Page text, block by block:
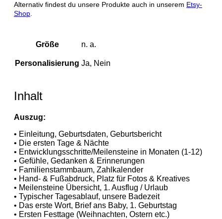
Alternativ findest du unsere Produkte auch in unserem Etsy-
Shop
Größe n. a.
Personalisierung Ja, Nein
Inhalt
Auszug:
• Einleitung, Geburtsdaten, Geburtsbericht
• Die ersten Tage & Nächte
• Entwicklungsschritte/Meilensteine in Monaten (1-12)
• Gefühle, Gedanken & Erinnerungen
• Familienstammbaum, Zahlkalender
• Hand- & Fußabdruck, Platz für Fotos & Kreatives
• Meilensteine Übersicht, 1. Ausflug / Urlaub
• Typischer Tagesablauf, unsere Badezeit
• Das erste Wort, Brief ans Baby, 1. Geburtstag
• Ersten Festtage (Weihnachten, Ostern etc.)